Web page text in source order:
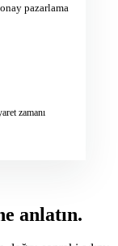
pazarlama
zamanı
anlatın.